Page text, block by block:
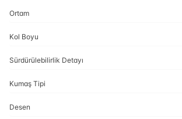
Ortam
Kol Boyu
Sürdürülebilirlik Detayı
Kumaş Tipi
Desen